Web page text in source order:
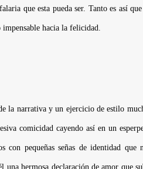
que esta pueda ser. Tanto es así
hacia la felicidad.
la narrativa y un ejercicio de estilo
comicidad cayendo así en un
con pequeñas señas de identidad que
hermosa declaración de amor que